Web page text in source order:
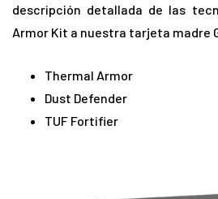
descripción detallada de las
Armor Kit a nuestra tarjeta madre
Thermal Armor
Dust Defender
TUF Fortifier